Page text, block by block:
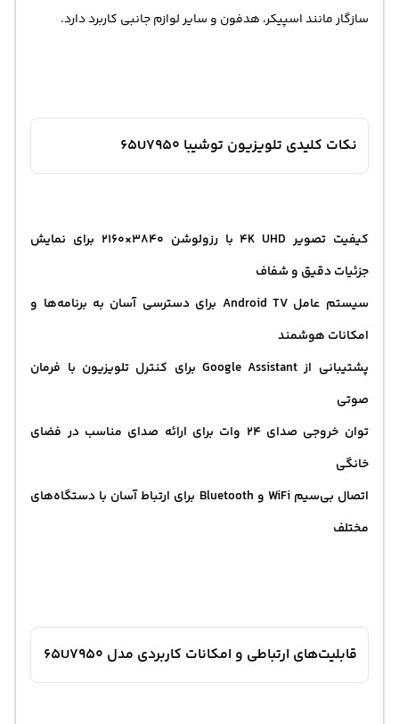
سازگار مانند اسپیکر، هدفون و سایر لوازم جانبی کاربرد دارد.
نکات کلیدی تلویزیون توشیبا 65U7950
کیفیت تصویر 4K UHD با رزولوشن 3840×2160 برای نمایش
جزئیات دقیق و شفاف
سیستم عامل Android TV برای دسترسی آسان به برنامه‌ها و
امکانات هوشمند
پشتیبانی از Google Assistant برای کنترل تلویزیون با فرمان
صوتی
توان خروجی صدای 24 وات برای ارائه صدای مناسب در فضای
خانگی
اتصال بی‌سیم WiFi و Bluetooth برای ارتباط آسان با دستگاه‌های
مختلف
قابلیت‌های ارتباطی و امکانات کاربردی مدل 65U7950